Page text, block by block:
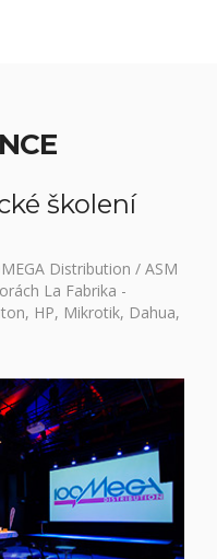
školení
Distribution / ASM
La Fabrika -
HP, Mikrotik, Dahua,